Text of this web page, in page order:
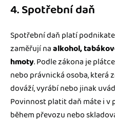
4. Spotřební daň
Spotřební daň platí
zaměřují naalkohol,
hmoty. Podle zákona je
nebo právnická osoba, která
dováží, vyrábí nebo jinak
Povinnost platit daň máte i v
během převozu nebo